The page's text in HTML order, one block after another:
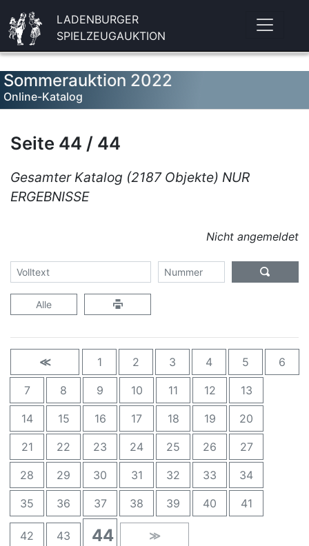
LADENBURGER
SPIELZEUGAUKTION
Sommerauktion 2022
Online-Katalog
Seite 44 / 44
Gesamter Katalog (2187 Objekte) NUR
ERGEBNISSE
Nicht angemeldet
Alle
≪ 1 2 3 4 5 6
7 8 9 10 11 12 13
14 15 16 17 18 19 20
21 22 23 24 25 26 27
28 29 30 31 32 33 34
35 36 37 38 39 40 41
42 43 44 ≫